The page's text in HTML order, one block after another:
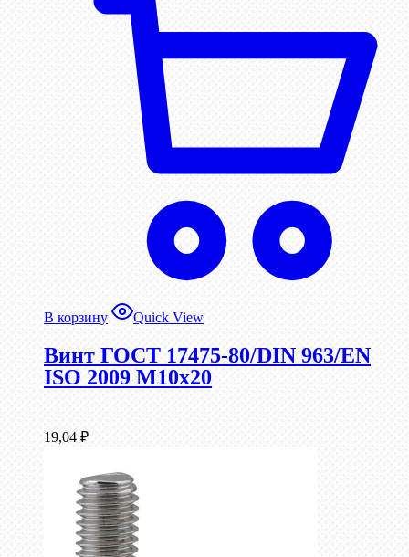
В корзину Quick View
Винт ГОСТ 17475-80/DIN 963/EN
ISO 2009 М10х20
19,04 ₽